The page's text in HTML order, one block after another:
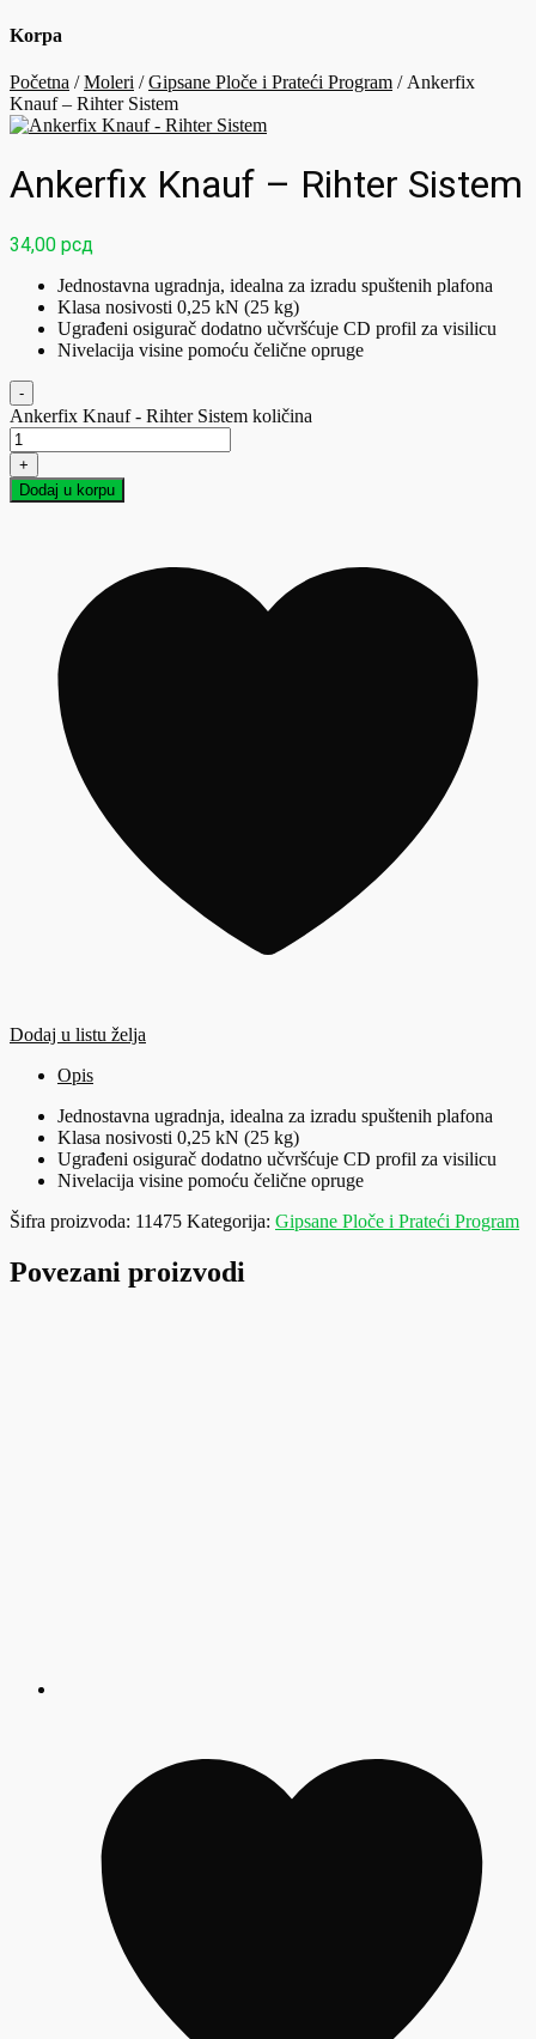
Korpa
Početna /Moleri /Gipsane Ploče i Prateći Program / Ankerfix
Knauf – Rihter Sistem
Ankerfix Knauf – Rihter Sistem
34,00 рсд
Jednostavna ugradnja, idealna za izradu spuštenih plafona
Klasa nosivosti 0,25 kN (25 kg)
Ugrađeni osigurač dodatno učvršćuje CD profil za visilicu
Nivelacija visine pomoću čelične opruge
-
Ankerfix Knauf - Rihter Sistem količina
+
Dodaj u korpu
Dodaj u listu želja
Opis
Jednostavna ugradnja, idealna za izradu spuštenih plafona
Klasa nosivosti 0,25 kN (25 kg)
Ugrađeni osigurač dodatno učvršćuje CD profil za visilicu
Nivelacija visine pomoću čelične opruge
Šifra proizvoda: 11475 Kategorija: Gipsane Ploče i Prateći Program
Povezani proizvodi